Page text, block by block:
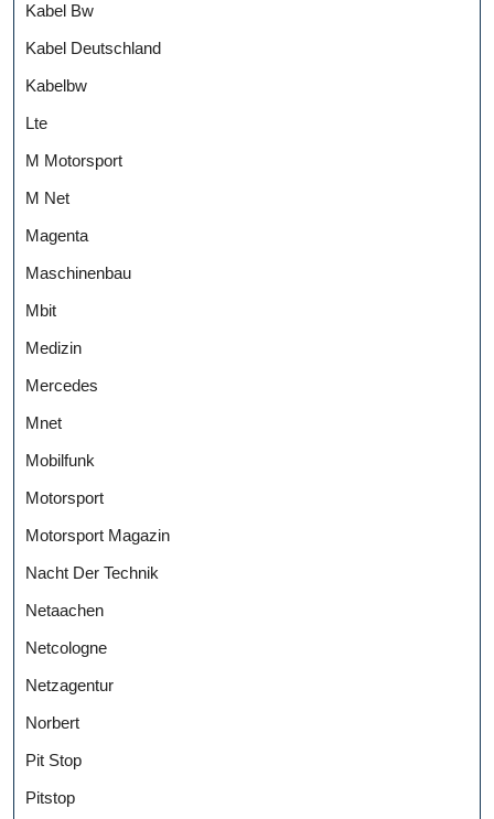
Kabel Bw
Kabel Deutschland
Kabelbw
Lte
M Motorsport
M Net
Magenta
Maschinenbau
Mbit
Medizin
Mercedes
Mnet
Mobilfunk
Motorsport
Motorsport Magazin
Nacht Der Technik
Netaachen
Netcologne
Netzagentur
Norbert
Pit Stop
Pitstop